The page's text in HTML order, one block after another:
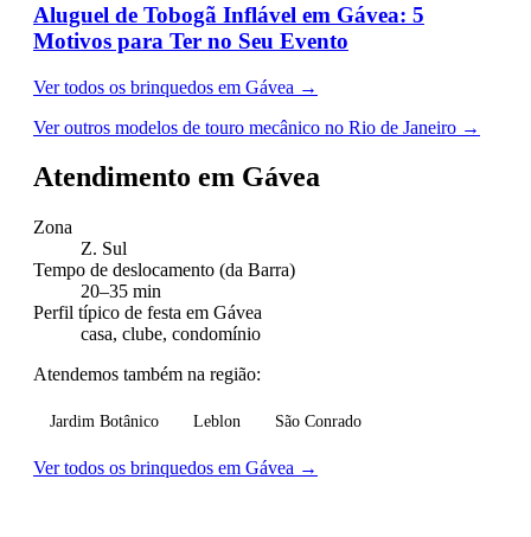
Aluguel de Tobogã Inflável em Gávea: 5
Motivos para Ter no Seu Evento
Ver todos os brinquedos em Gávea →
Ver outros modelos de touro mecânico no Rio de Janeiro →
Atendimento em Gávea
Zona
Z. Sul
Tempo de deslocamento (da Barra)
20–35 min
Perfil típico de festa em Gávea
casa, clube, condomínio
Atendemos também na região:
Jardim Botânico Leblon São Conrado
Ver todos os brinquedos em Gávea →